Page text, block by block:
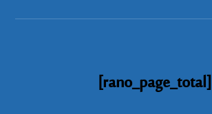
[rano_page_total]